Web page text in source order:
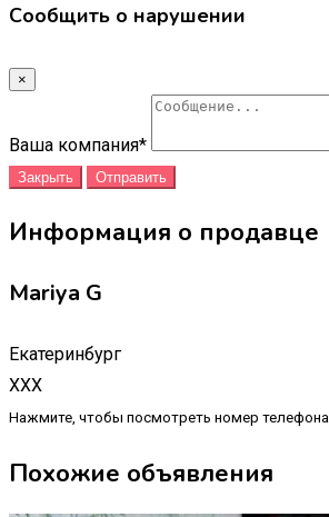
Сообщить о нарушении
×
Ваша компания*
Закрыть Отправить
Информация о продавце
Mariya G
Екатеринбург
XXX
Нажмите, чтобы посмотреть номер телефона
Похожие объявления